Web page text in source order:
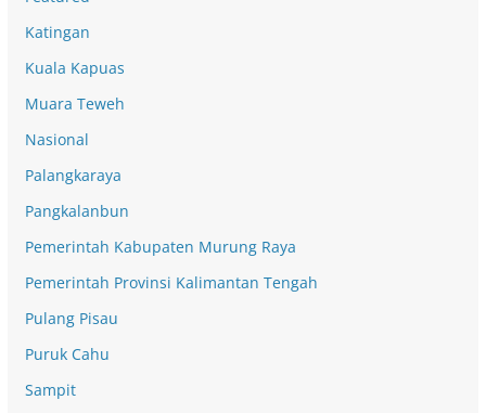
Katingan
Kuala Kapuas
Muara Teweh
Nasional
Palangkaraya
Pangkalanbun
Pemerintah Kabupaten Murung Raya
Pemerintah Provinsi Kalimantan Tengah
Pulang Pisau
Puruk Cahu
Sampit